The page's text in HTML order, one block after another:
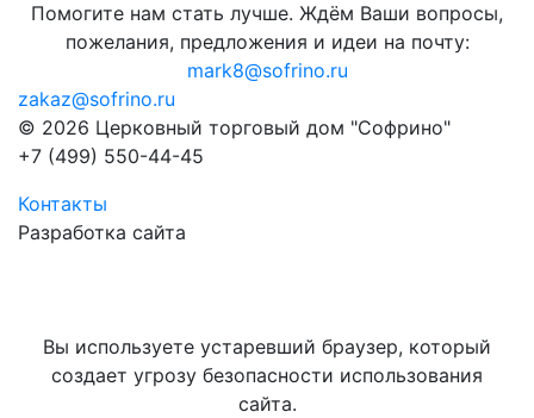
Помогите нам стать лучше. Ждём Ваши вопросы,
пожелания, предложения и идеи на почту:
mark8@sofrino.ru
zakaz@sofrino.ru
© 2026 Церковный торговый дом "Софрино"
+7 (499) 550-44-45
Контакты
Разработка сайта
Вы используете устаревший браузер, который
создает угрозу безопасности использования
сайта.